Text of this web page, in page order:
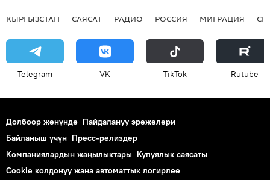
КЫРГЫЗСТАН САЯСАТ РАДИО РОССИЯ МИГРАЦИЯ
Telegram VK ТikТоk Rutube
Долбоор жөнүндө Пайдалануу эрежелери
Байланыш үчүн Пресс-релиздер
Компаниялардын жаңылыктары Купуялык саясаты
Cookie колдонуу жана автоматтык логирлөө